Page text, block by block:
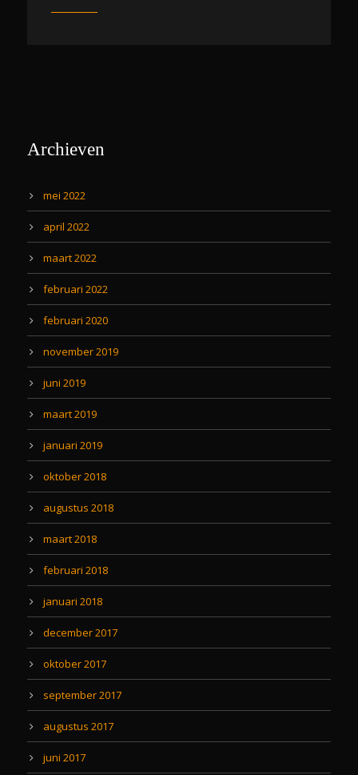
Archieven
mei 2022
april 2022
maart 2022
februari 2022
februari 2020
november 2019
juni 2019
maart 2019
januari 2019
oktober 2018
augustus 2018
maart 2018
februari 2018
januari 2018
december 2017
oktober 2017
september 2017
augustus 2017
juni 2017